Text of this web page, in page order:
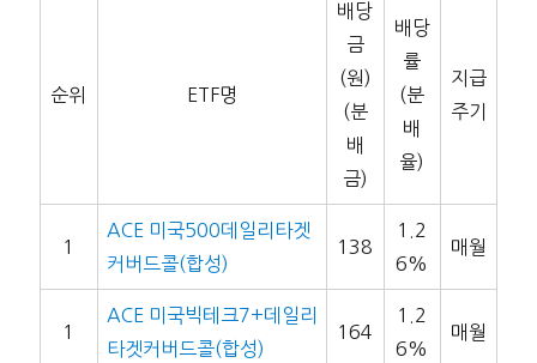
순위 ETF명
배당
금
(원)
(분
배
금)
배당
률
(분
배
율)
지급
주기
1
ACE 미국500데일리타겟
커버드콜(합성)
138
1.2
6%
매월
1
ACE 미국빅테크7+데일리
타겟커버드콜(합성)
164
1.2
6%
매월